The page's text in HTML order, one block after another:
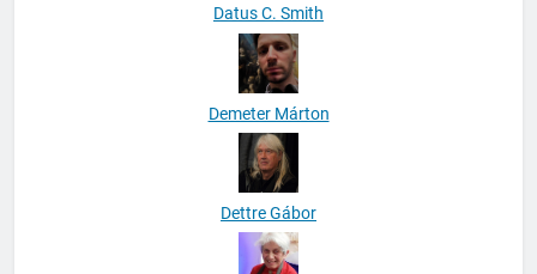
Datus C. Smith
Demeter Márton
Dettre Gábor